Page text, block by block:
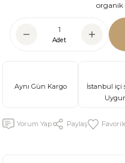
organik
Adet
Aynı Gün Kargo
İstanbul içi
Yorum Yap Paylaş